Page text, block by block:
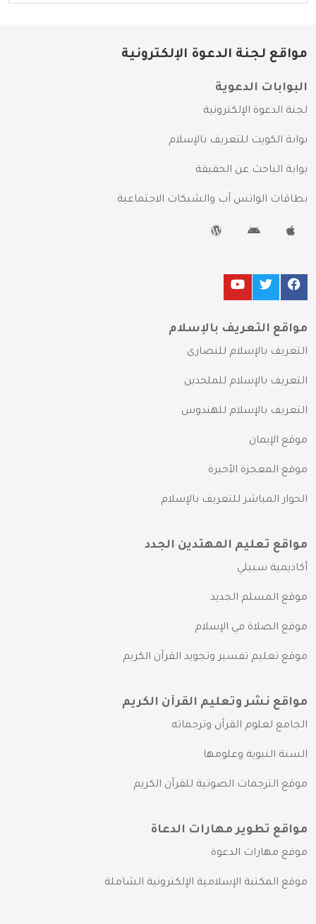
مواقع لجنة الدعوة الإلكترونية
البوابات الدعوية
لجنة الدعوة الإلكترونية
بوابة الكويت للتعريف بالإسلام
بوابة الباحث عن الحقيقة
بطاقات الواتس آب والشبكات الاجتماعية
مواقع التعريف بالإسلام
التعريف بالإسلام للنصارى
التعريف بالإسلام للملحدين
التعريف بالإسلام للهندوس
موقع الإيمان
موقع المعجزة الأخيرة
الحوار المباشر للتعريف بالإسلام
مواقع تعليم المهتدين الجدد
أكاديمية سبيلي
موقع المسلم الجديد
موقع الصلاة في الإسلام
موقع تعليم تفسير وتجويد القرآن الكريم
مواقع نشر وتعليم القرآن الكريم
الجامع لعلوم القرآن وترجماته
السنة النبوية وعلومها
موقع الترجمات الصوتية للقرآن الكريم
مواقع تطوير مهارات الدعاة
موقع مهارات الدعوة
موقع المكتبة الإسلامية الإلكترونية الشاملة